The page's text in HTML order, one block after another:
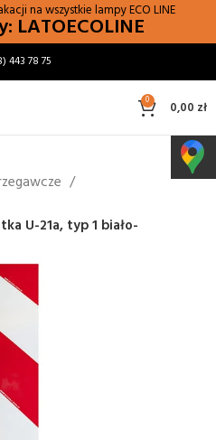
na wszystkie lampyECO LINE
LATOECOLINE
443 78 75
0 0,00 zł
U-21a, typ 1 biało-